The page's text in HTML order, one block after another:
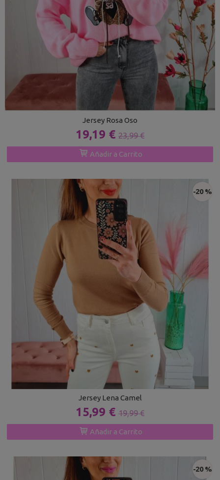
Jersey Rosa Oso
19,19 € 23,99 €
Añadir a Carrito
-20 %
Jersey Lena Camel
15,99 € 19,99 €
Añadir a Carrito
-20 %